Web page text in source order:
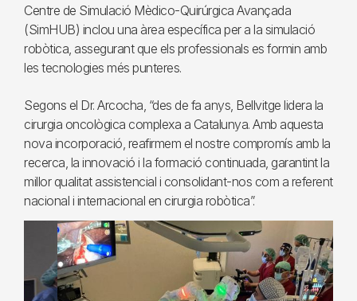
Centre de Simulació Mèdico-Quirúrgica Avançada
(SimHUB) inclou una àrea específica per a la simulació
robòtica, assegurant que els professionals es formin amb
les tecnologies més punteres.
Segons el Dr. Arcocha, “des de fa anys, Bellvitge lidera la
cirurgia oncològica complexa a Catalunya. Amb aquesta
nova incorporació, reafirmem el nostre compromís amb la
recerca, la innovació i la formació continuada, garantint la
millor qualitat assistencial i consolidant-nos com a referent
nacional i internacional en cirurgia robòtica”.